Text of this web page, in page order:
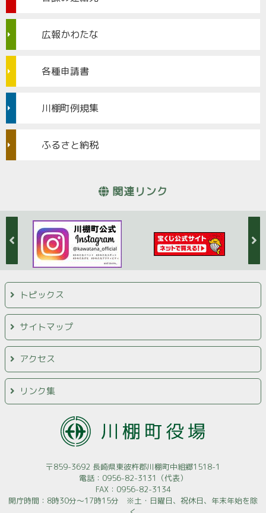
広報かわたな
各種申請書
川棚町例規集
ふるさと納税
関連リンク
トピックス
サイトマップ
アクセス
リンク集
〒859-3692 長崎県東彼杵郡川棚町中組郷1518-1
電話：0956-82-3131（代表）
FAX：0956-82-3134
開庁時間：8時30分～17時15分 ※土・日曜日、祝休日、年末年始を除